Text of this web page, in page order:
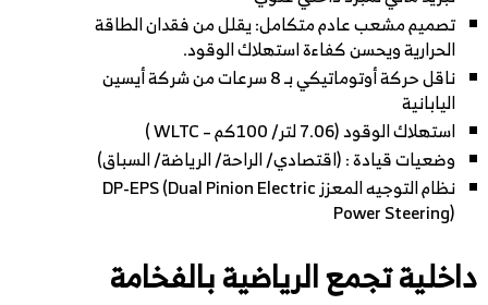
تصميم مشعب عادم متكامل: يقلل من فقدان الطاقة
الحرارية ويحسن كفاءة استهلاك الوقود.
ناقل حركة أوتوماتيكي بـ 8 سرعات من شركة أيسين
اليابانية
استهلاك الوقود (7.06 لتر/ 100كم – WLTC )
وضعيات قيادة : (اقتصادي/ الراحة/ الرياضة/ السباق)
نظام التوجيه المعزز DP-EPS (Dual Pinion Electric
Power Steering)
داخلية تجمع الرياضية بالفخامة